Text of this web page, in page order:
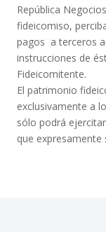
República
fideicomiso,
pagos a terceros
instrucciones de
Fideicomitente.
El patrimonio
exclusivamente a
sólo podrá
que